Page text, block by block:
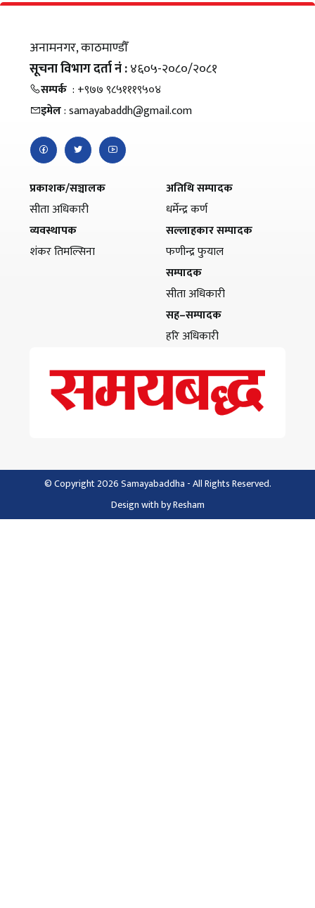
अनामनगर, काठमाण्डौँ
सूचना विभाग दर्ता नं :४६०५-२०८०/२०८१
सम्पर्क : +९७७ ९८५१११९५०४
इमेल: samayabaddh@gmail.com
प्रकाशक/सञ्चालक
सीता अधिकारी
व्यवस्थापक
शंकर तिमल्सिना
अतिथि सम्पादक
धर्मेन्द्र कर्ण
सल्लाहकार सम्पादक
फणीन्द्र फुयाल
सम्पादक
सीता अधिकारी
सह–सम्पादक
हरि अधिकारी
© Copyright 2026 Samayabaddha - All Rights Reserved.
Design withbyResham